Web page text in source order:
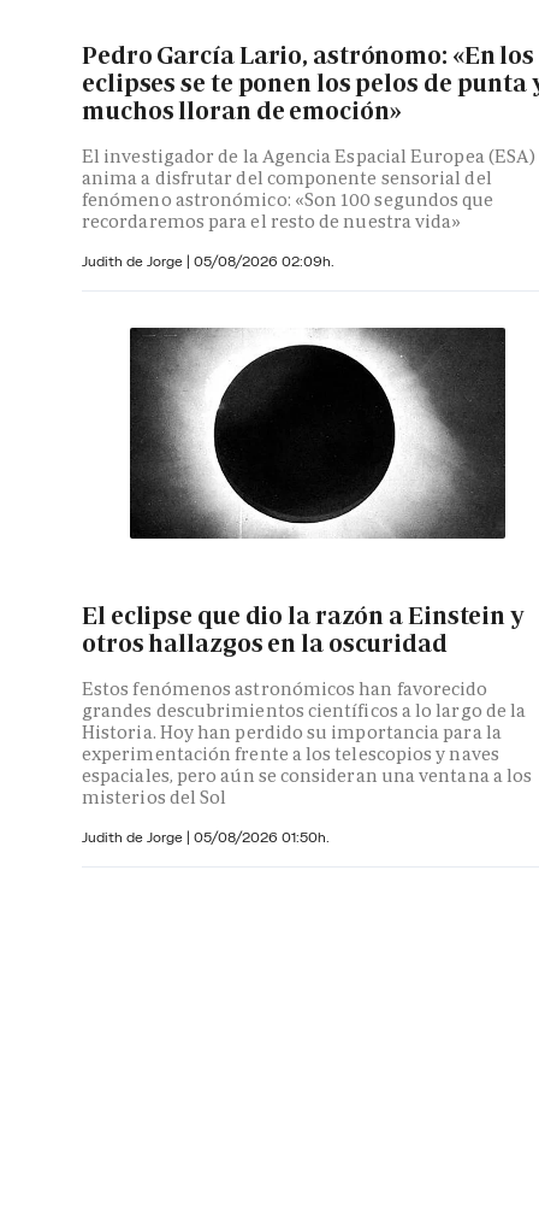
Pedro García Lario, astrónomo: «En los
eclipses se te ponen los pelos de punta
muchos lloran de emoción»
El investigador de la Agencia Espacial Europea (ESA)
anima a disfrutar del componente sensorial del
fenómeno astronómico: «Son 100 segundos que
recordaremos para el resto de nuestra vida»
Judith de Jorge | 05/08/2026 02:09h.
El eclipse que dio la razón a Einstein y
otros hallazgos en la oscuridad
Estos fenómenos astronómicos han favorecido
grandes descubrimientos científicos a lo largo de la
Historia. Hoy han perdido su importancia para la
experimentación frente a los telescopios y naves
espaciales, pero aún se consideran una ventana a los
misterios del Sol
Judith de Jorge | 05/08/2026 01:50h.